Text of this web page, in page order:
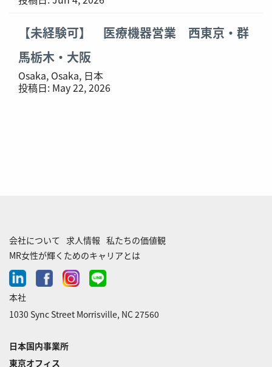
【未経験可】 医療機器営業 西東京・群
馬栃木・大阪
Osaka, Osaka, 日本
投稿日: May 22, 2026
会社について 求人情報 私たちの価値観
MR女性が輝くためのキャリアとは
linkedinfacebookinstagram
line-
本社
1030 Sync Street Morrisville, NC 27560
日本国内事業所
東京オフィス